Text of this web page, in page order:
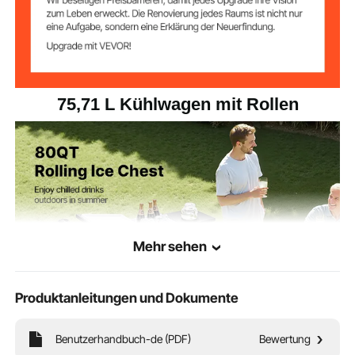
Artikelabmessung
56,30 x 19,69 x 34,45 Zoll /
1430 x 500 x 875 mm
75,71 L Kühlwagen mit Rollen
Mehr sehen
Produktanleitungen und Dokumente
Benutzerhandbuch-de (PDF) Bewertung